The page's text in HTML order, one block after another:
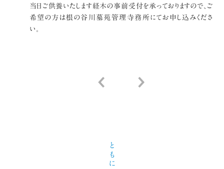
当日ご供養いたします経木の事前受付を承っておりますので、ご
希望の方は根の谷川墓苑管理寺務所にてお申し込みくださ
い。